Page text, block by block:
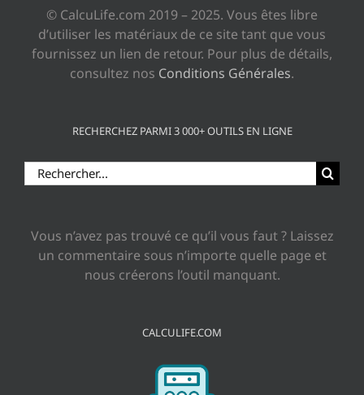
© CalcuLife.com 2019 – 2025. Vous êtes libre
d’utiliser les matériaux de ce site tant que vous
fournissez un lien de retour. Pour plus de détails,
consultez nos Conditions Générales.
RECHERCHEZ PARMI 3 000+ OUTILS EN LIGNE
Rechercher:
Vous n’avez pas trouvé ce qu’il vous faut ? Laissez
un commentaire sous n’importe quelle page et
nous créerons l’outil manquant.
CALCULIFE.COM